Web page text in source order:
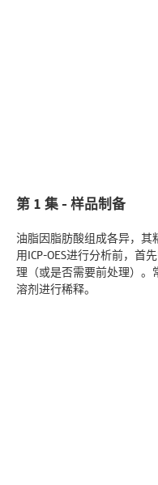
第 1 集 - 样品制备
油脂因脂肪酸组成各异，其
用ICP-OES进行分析前，首
理（或是否需要前处理）。
溶剂进行稀释。